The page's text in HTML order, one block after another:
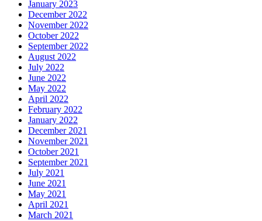
January 2023
December 2022
November 2022
October 2022
September 2022
August 2022
July 2022
June 2022
May 2022
April 2022
February 2022
January 2022
December 2021
November 2021
October 2021
September 2021
July 2021
June 2021
May 2021
April 2021
March 2021